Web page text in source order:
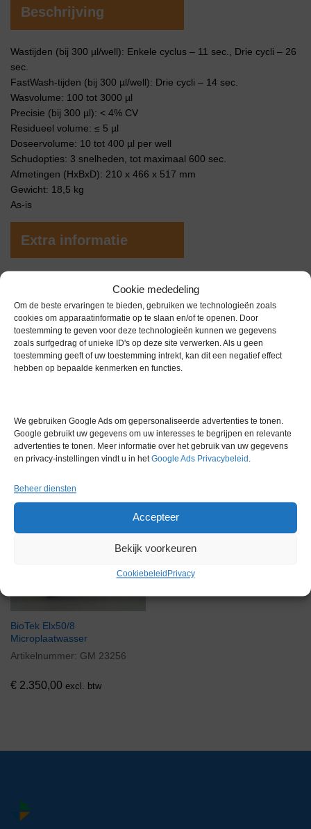
Cookie mededeling
Om de beste ervaringen te bieden, gebruiken we technologieën zoals
cookies om apparaatinformatie op te slaan en/of te openen. Door
toestemming te geven voor deze technologieën kunnen we gegevens
zoals surfgedrag of unieke ID's op deze site verwerken. Als u geen
toestemming geeft of uw toestemming intrekt, kan dit een negatief effect
hebben op bepaalde kenmerken en functies.
We gebruiken Google Ads om gepersonaliseerde advertenties te tonen.
Google gebruikt uw gegevens om uw interesses te begrijpen en relevante
advertenties te tonen. Meer informatie over het gebruik van uw gegevens
en privacy-instellingen vindt u in hetGoogle Ads Privacybeleid .
Beheer diensten
Accepteer
Bekijk voorkeuren
Cookiebeleid Privacy
Beschrijving
Wastijden (bij 300 µl/well): Enkele cyclus – 11 sec., Drie cycli – 26
sec.
FastWash-tijden (bij 300 µl/well): Drie cycli – 14 sec.
Wasvolume: 100 tot 3000 µl
Precisie (bij 300 µl): < 4% CV
Residueel volume: ≤ 5 µl
Doseervolume: 10 tot 400 µl per well
Schudopties: 3 snelheden, tot maximaal 600 sec.
Afmetingen (HxBxD): 210 x 466 x 517 mm
Gewicht: 18,5 kg
As-is
Extra informatie
0,0 kg
Merk Overige merken
Garantie 0 maanden
Conditie Gebruikt in goede conditie
Gerelateerde producten
BioTek Elx50/8
Microplaatwasser
Artikelnummer: GM 23256
€ 2.350,00 excl. btw